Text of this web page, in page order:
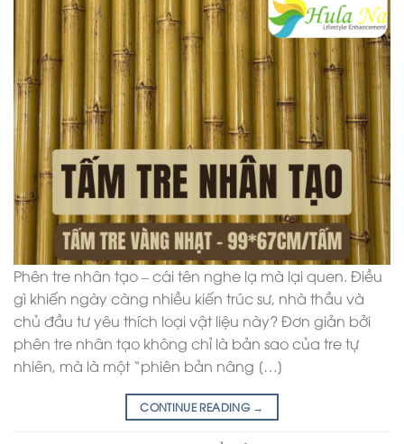
Phên tre nhân tạo – cái tên nghe lạ mà lại quen. Điều
gì khiến ngày càng nhiều kiến trúc sư, nhà thầu và
chủ đầu tư yêu thích loại vật liệu này? Đơn giản bởi
phên tre nhân tạo không chỉ là bản sao của tre tự
nhiên, mà là một “phiên bản nâng […]
CONTINUE READING →